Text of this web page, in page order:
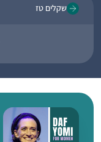
שקלים טז